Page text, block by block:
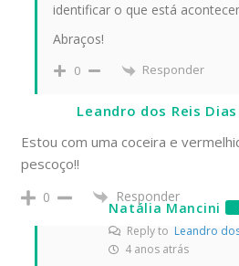
identificar o que está
Abraços!
0 Responder
Leandro dos Reis Dias
Estou com uma coceira e
pescoço!!
0 Responder
Natália Mancini
Reply toLeandro
4 anos atrás